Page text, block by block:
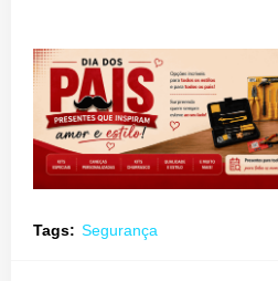
Tags: Segurança